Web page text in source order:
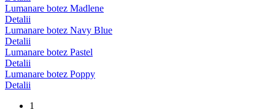
Lumanare botez Madlene
Detalii
Lumanare botez Navy Blue
Detalii
Lumanare botez Pastel
Detalii
Lumanare botez Poppy
Detalii
1